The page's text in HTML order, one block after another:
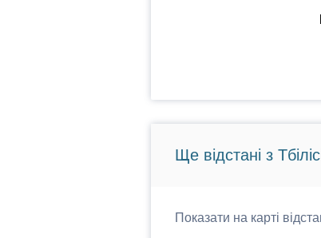
Ще відстані з
Показати на карті